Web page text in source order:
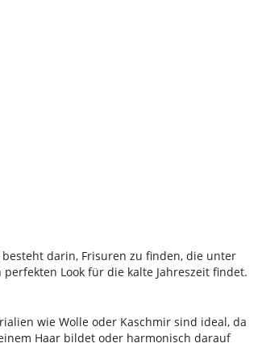
darin, Frisuren zu finden, die unter
Look für die kalte Jahreszeit findet.
wie Wolle oder Kaschmir sind ideal, da
Haar bildet oder harmonisch darauf